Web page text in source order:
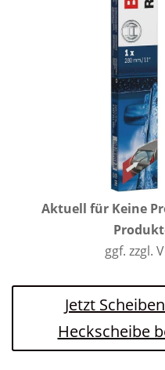
Aktuell für Keine
ggf. zzgl.
Jetzt
Heckscheibe